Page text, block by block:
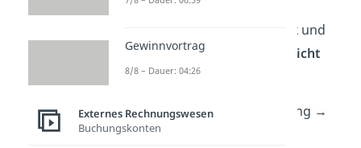
Bank und
Verbindlichkeiten
Übersicht
von oben zeigt:
Bank:Aktivkonto → Zugang →
Soll
Gewinnvortrag
8/8 – Dauer: 04:26
Externes Rechnungswesen
Buchungskonten